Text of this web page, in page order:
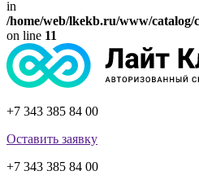
in
/home/web/lkekb.ru/www/
on line 11
+7 343 385 84 00
Оставить заявку
+7 343 385 84 00